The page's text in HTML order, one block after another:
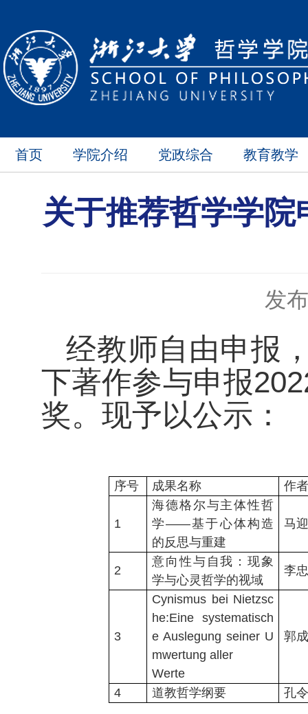
首页 学院介绍 党政综合 教育教学
关于推荐哲学学院
发
经教师自由申报
下著作参与申报
奖。现予以公示：
序号 成果名称 作者
1
海德格尔与主体性哲
学——基于心体构造
的反思与重建
马
2
意向性与自我：现象
学与心灵哲学的视域
李
3
Cynismus bei Nietzsc
he:Eine systematisch
e Auslegung seiner U
mwertung aller
Werte
郭成
4 道教哲学纲要 孔